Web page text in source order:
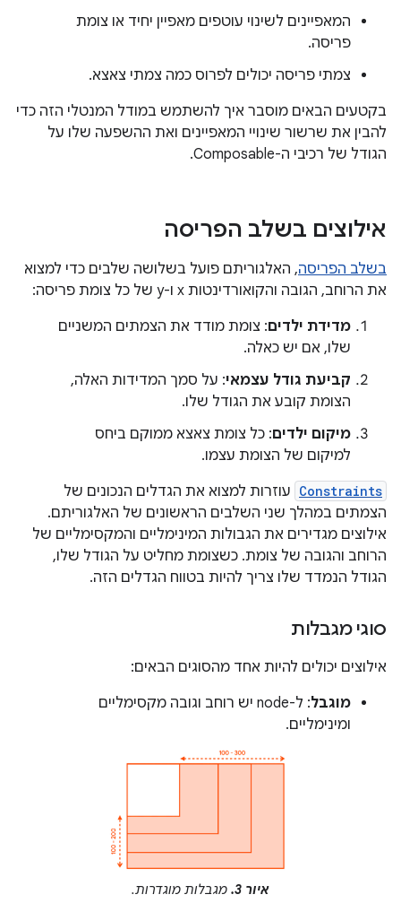
המאפיינים לשינוי עוטפים מאפיין יחיד או צומת
פריסה.
צמתי פריסה יכולים לפרוס כמה צמתי צאצא.
בקטעים הבאים מוסבר איך להשתמש במודל המנטלי הזה כדי
להבין את שרשור שינויי המאפיינים ואת ההשפעה שלו על
הגודל של רכיבי ה-Composable.
אילוצים בשלב הפריסה
בשלב הפריסה, האלגוריתם פועל בשלושה שלבים כדי למצוא
את הרוחב, הגובה והקואורדינטות x ו-y של כל צומת פריסה:
מדידת ילדים: צומת מודד את הצמתים המשניים
שלו, אם יש כאלה.
קביעת גודל עצמאי: על סמך המדידות האלה,
הצומת קובע את הגודל שלו.
מיקום ילדים: כל צומת צאצא ממוקם ביחס
למיקום של הצומת עצמו.
Constraints עוזרות למצוא את הגדלים הנכונים של
הצמתים במהלך שני השלבים הראשונים של האלגוריתם.
אילוצים מגדירים את הגבולות המינימליים והמקסימליים של
הרוחב והגובה של צומת. כשצומת מחליט על הגודל שלו,
הגודל הנמדד שלו צריך להיות בטווח הגדלים הזה.
סוגי מגבלות
אילוצים יכולים להיות אחד מהסוגים הבאים:
מוגבל
: ל-node יש רוחב וגובה מקסימליים
ומינימליים.
איור 3. מגבלות מוגדרות.